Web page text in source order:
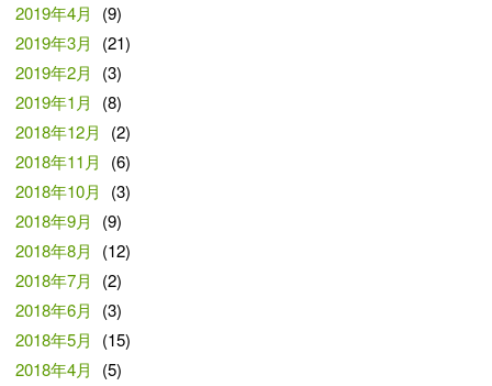
2019年4月
(9)
2019年3月
(21)
2019年2月
(3)
2019年1月
(8)
2018年12月
(2)
2018年11月
(6)
2018年10月
(3)
2018年9月
(9)
2018年8月
(12)
2018年7月
(2)
2018年6月
(3)
2018年5月
(15)
2018年4月
(5)